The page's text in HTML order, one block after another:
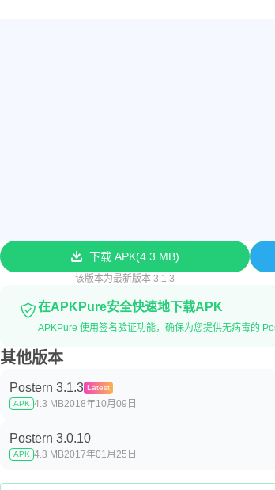
该版本为最新版本 3.1.3
下载 APK 4.3 MB
在APKPure安全快速地下载APK
APKPure 使用签名验证功能，确保为您提供无病毒的
其他版本
Postern 3.1.3 Latest
APK 4.3 MB2018年10月09日
Postern 3.0.10
APK 4.3 MB2017年01月25日